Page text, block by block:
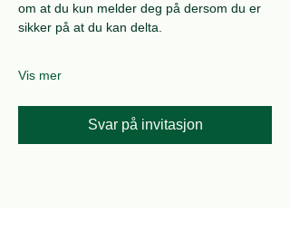
om at du kun melder deg på dersom du er
sikker på at du kan delta.
Vis mer
Svar på invitasjon